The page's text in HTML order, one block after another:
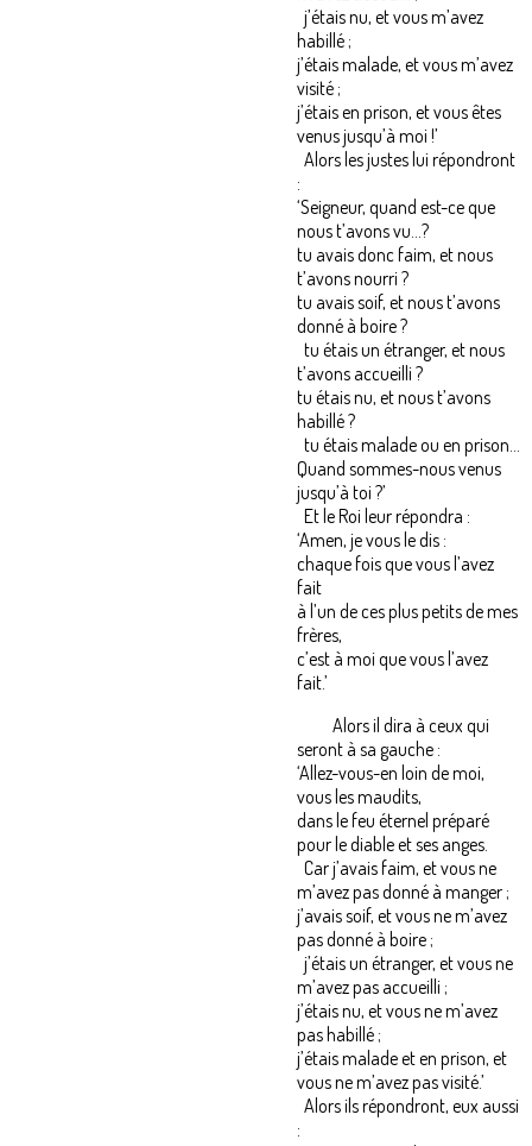
j’étais nu, et vous m’avez
habillé ;
j’étais malade, et vous m’avez
visité ;
j’étais en prison, et vous êtes
venus jusqu’à moi !’
Alors les justes lui répondront
:
‘Seigneur, quand est-ce que
nous t’avons vu...?
tu avais donc faim, et nous
t’avons nourri ?
tu avais soif, et nous t’avons
donné à boire ?
tu étais un étranger, et nous
t’avons accueilli ?
tu étais nu, et nous t’avons
habillé ?
tu étais malade ou en prison...
Quand sommes-nous venus
jusqu’à toi ?’
Et le Roi leur répondra :
‘Amen, je vous le dis :
chaque fois que vous l’avez
fait
à l’un de ces plus petits de mes
frères,
c’est à moi que vous l’avez
fait.’
Alors il dira à ceux qui
seront à sa gauche :
‘Allez-vous-en loin de moi,
vous les maudits,
dans le feu éternel préparé
pour le diable et ses anges.
Car j’avais faim, et vous ne
m’avez pas donné à manger ;
j’avais soif, et vous ne m’avez
pas donné à boire ;
j’étais un étranger, et vous ne
m’avez pas accueilli ;
j’étais nu, et vous ne m’avez
pas habillé ;
j’étais malade et en prison, et
vous ne m’avez pas visité.’
Alors ils répondront, eux aussi
: